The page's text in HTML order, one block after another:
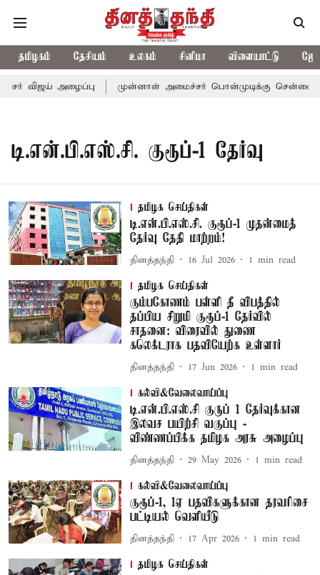
தமிழகம் தேசியம் உலகம் சினிமா விளையாட்டு
விஜய் அழைப்பு முன்னாள் அமைச்சர் பொன்முடிக்கு சென்னை
டி.என்.பி.எஸ்.சி. குரூப்-1 தேர்வு
தமிழக செய்திகள்
டி.என்.பி.எஸ்.சி. குரூப்-1 முதன்மைத்
தேர்வு தேதி மாற்றம்!
தினத்தந்தி 16 Jul 2026 1 min read
தமிழக செய்திகள்
கும்பகோணம் பள்ளி தீ விபத்தில்
தப்பிய சிறுமி குரூப்-1 தேர்வில்
சாதனை: விரைவில் துணை
கலெக்டராக பதவியேற்க உள்ளார்
தினத்தந்தி 17 Jun 2026 1 min read
கல்வி&வேலைவாய்ப்பு
டி.என்.பி.எஸ்.சி குருப் 1 தேர்வுக்கான
இலவச பயிற்சி வகுப்பு -
விண்ணப்பிக்க தமிழக அரசு அழைப்பு
தினத்தந்தி 29 May 2026 1 min read
கல்வி&வேலைவாய்ப்பு
குரூப்-1, 1ஏ பதவிகளுக்கான தரவரிசை
பட்டியல் வெளியீடு
தினத்தந்தி 17 Apr 2026 1 min read
தமிழக செய்திகள்